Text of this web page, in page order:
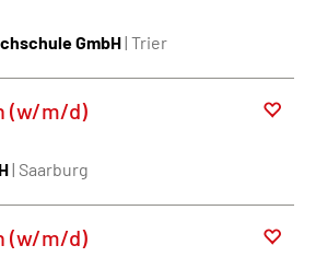
GmbH| Trier
(w/m/d)
| Saarburg
(w/m/d)